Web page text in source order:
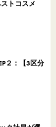
トコスメ